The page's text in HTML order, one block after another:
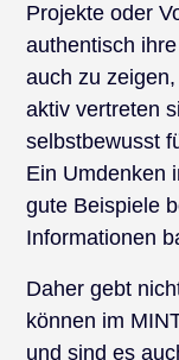
Projekte oder
authentisch
auch zu
aktiv vertreten
selbstbewusst
Ein Umdenken
gute Beispiele
Informationen
Daher gebt
können im
und sind es